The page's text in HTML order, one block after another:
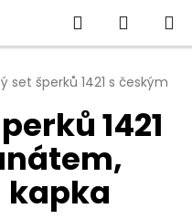
Hledat
KOŠÍK
set šperků 1421 s českým
1421